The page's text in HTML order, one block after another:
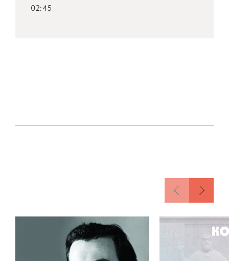
02:45